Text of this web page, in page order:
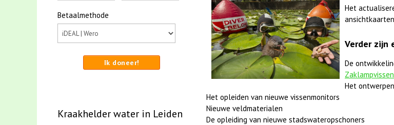
Het
Verder zijn
De
Zaklampvissen
Het
Het opleiden van nieuwe vissenmonitors
Nieuwe veldmaterialen
De opleiding van nieuwe stadswateropschoners
Betaalmethode
Ik doneer!
Kraakhelder water in Leiden